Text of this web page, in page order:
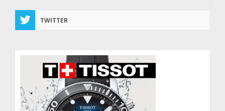
TWITTER